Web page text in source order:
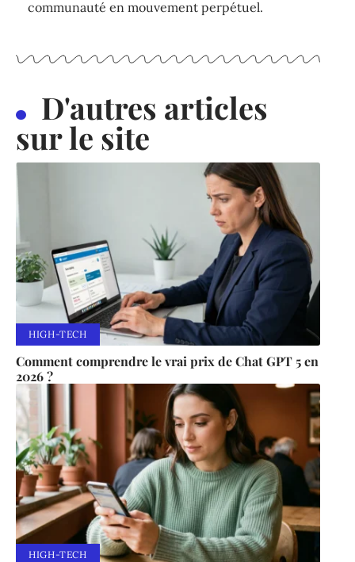
communauté en mouvement perpétuel.
D'autres articles
sur le site
HIGH-TECH
Comment comprendre le vrai prix de Chat GPT 5 en
2026 ?
HIGH-TECH